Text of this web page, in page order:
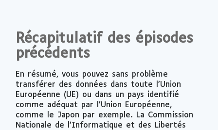
Récapitulatif des épisodes
précédents
En résumé, vous pouvez sans problème
transférer des données dans toute l’Union
Européenne (UE) ou dans un pays identifié
comme adéquat par l’Union Européenne,
comme le Japon par exemple. La Commission
Nationale de l’Informatique et des Libertés